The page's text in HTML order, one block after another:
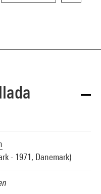
- 1971, Danemark)